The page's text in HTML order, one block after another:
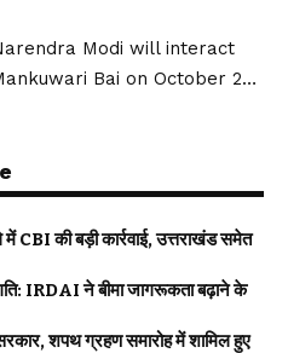
Modi will interact
Bai on October 2…
CBI की बड़ी कार्रवाई, उत्तराखंड समेत
IRDAI ने बीमा जागरूकता बढ़ाने के
शपथ ग्रहण समारोह में शामिल हुए